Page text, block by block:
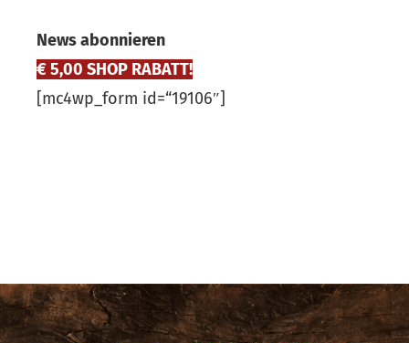
News abonnieren
€ 5,00 SHOP RABATT!
[mc4wp_form id=“19106″]